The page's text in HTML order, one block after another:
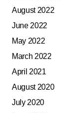
August 2022
June 2022
May 2022
March 2022
April 2021
August 2020
July 2020